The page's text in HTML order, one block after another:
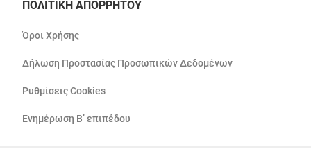
ΠΟΛΙΤΙΚΗ ΑΠΟΡΡΗΤΟΥ
Όροι Χρήσης
Δήλωση Προστασίας Προσωπικών Δεδομένων
Ρυθμίσεις Cookies
Ενημέρωση Β’ επιπέδου